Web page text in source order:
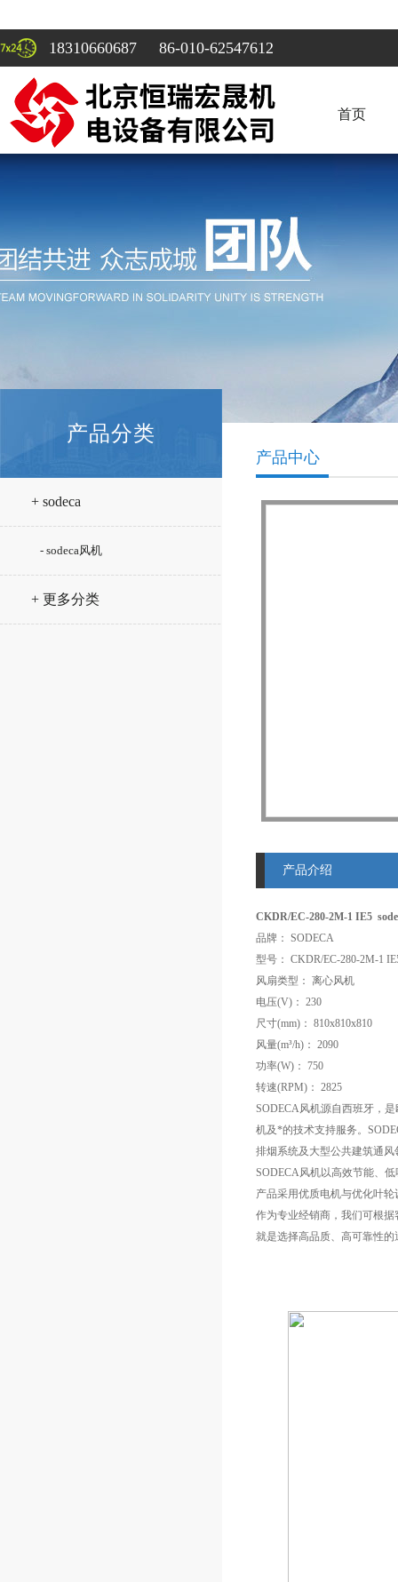
18310660687 86-010-62547612
首页
产品分类
+ sodeca
- sodeca风机
+ 更多分类
产品中心
产品介绍
CKDR/EC-280-2M-1 IE5
品牌： SODECA
型号： CKDR/EC-280-2M-1
风扇类型： 离心风机
电压(V)： 230
尺寸(mm)： 810x810x810
风量(m³/h)： 2090
功率(W)： 750
转速(RPM)： 2825
SODECA风机源自西班牙，
机及*的技术支持服务。
排烟系统及大型公共建筑通风
SODECA风机以高效节能、
产品采用优质电机与优化叶
作为专业经销商，我们可根
就是选择高品质、高可靠性的